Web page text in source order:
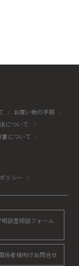
お買い物の手順
について
書について
リシー
談室相談フォーム
係者様向けお問合せ